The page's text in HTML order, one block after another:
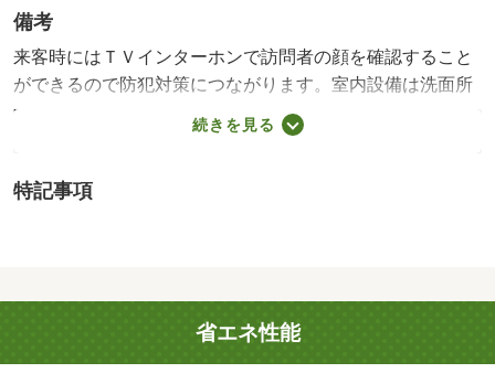
備考
来客時にはＴＶインターホンで訪問者の顔を確認すること
ができるので防犯対策につながります。室内設備は洗面所
独立・浴室乾燥機など充実した設備を備え付けています。
駐車場がご利用いただけるアパートです。ものをカテゴリ
よって、どこに何があるかがすぐにわかります。専有面積
清潔感のある賃貸物件です。暑い日でも寒い日でも、エア
コンのあるアパートなら安心です。・賃貸保証等：加入要
（ハウスリーブ ハウスリーブ株式会社 契約時保証委託
続きを見る
特記事項
省エネ性能